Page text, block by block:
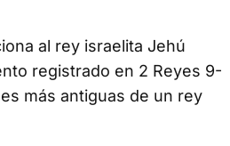
al rey israelita Jehú
registrado en 2 Reyes 9-
más antiguas de un rey